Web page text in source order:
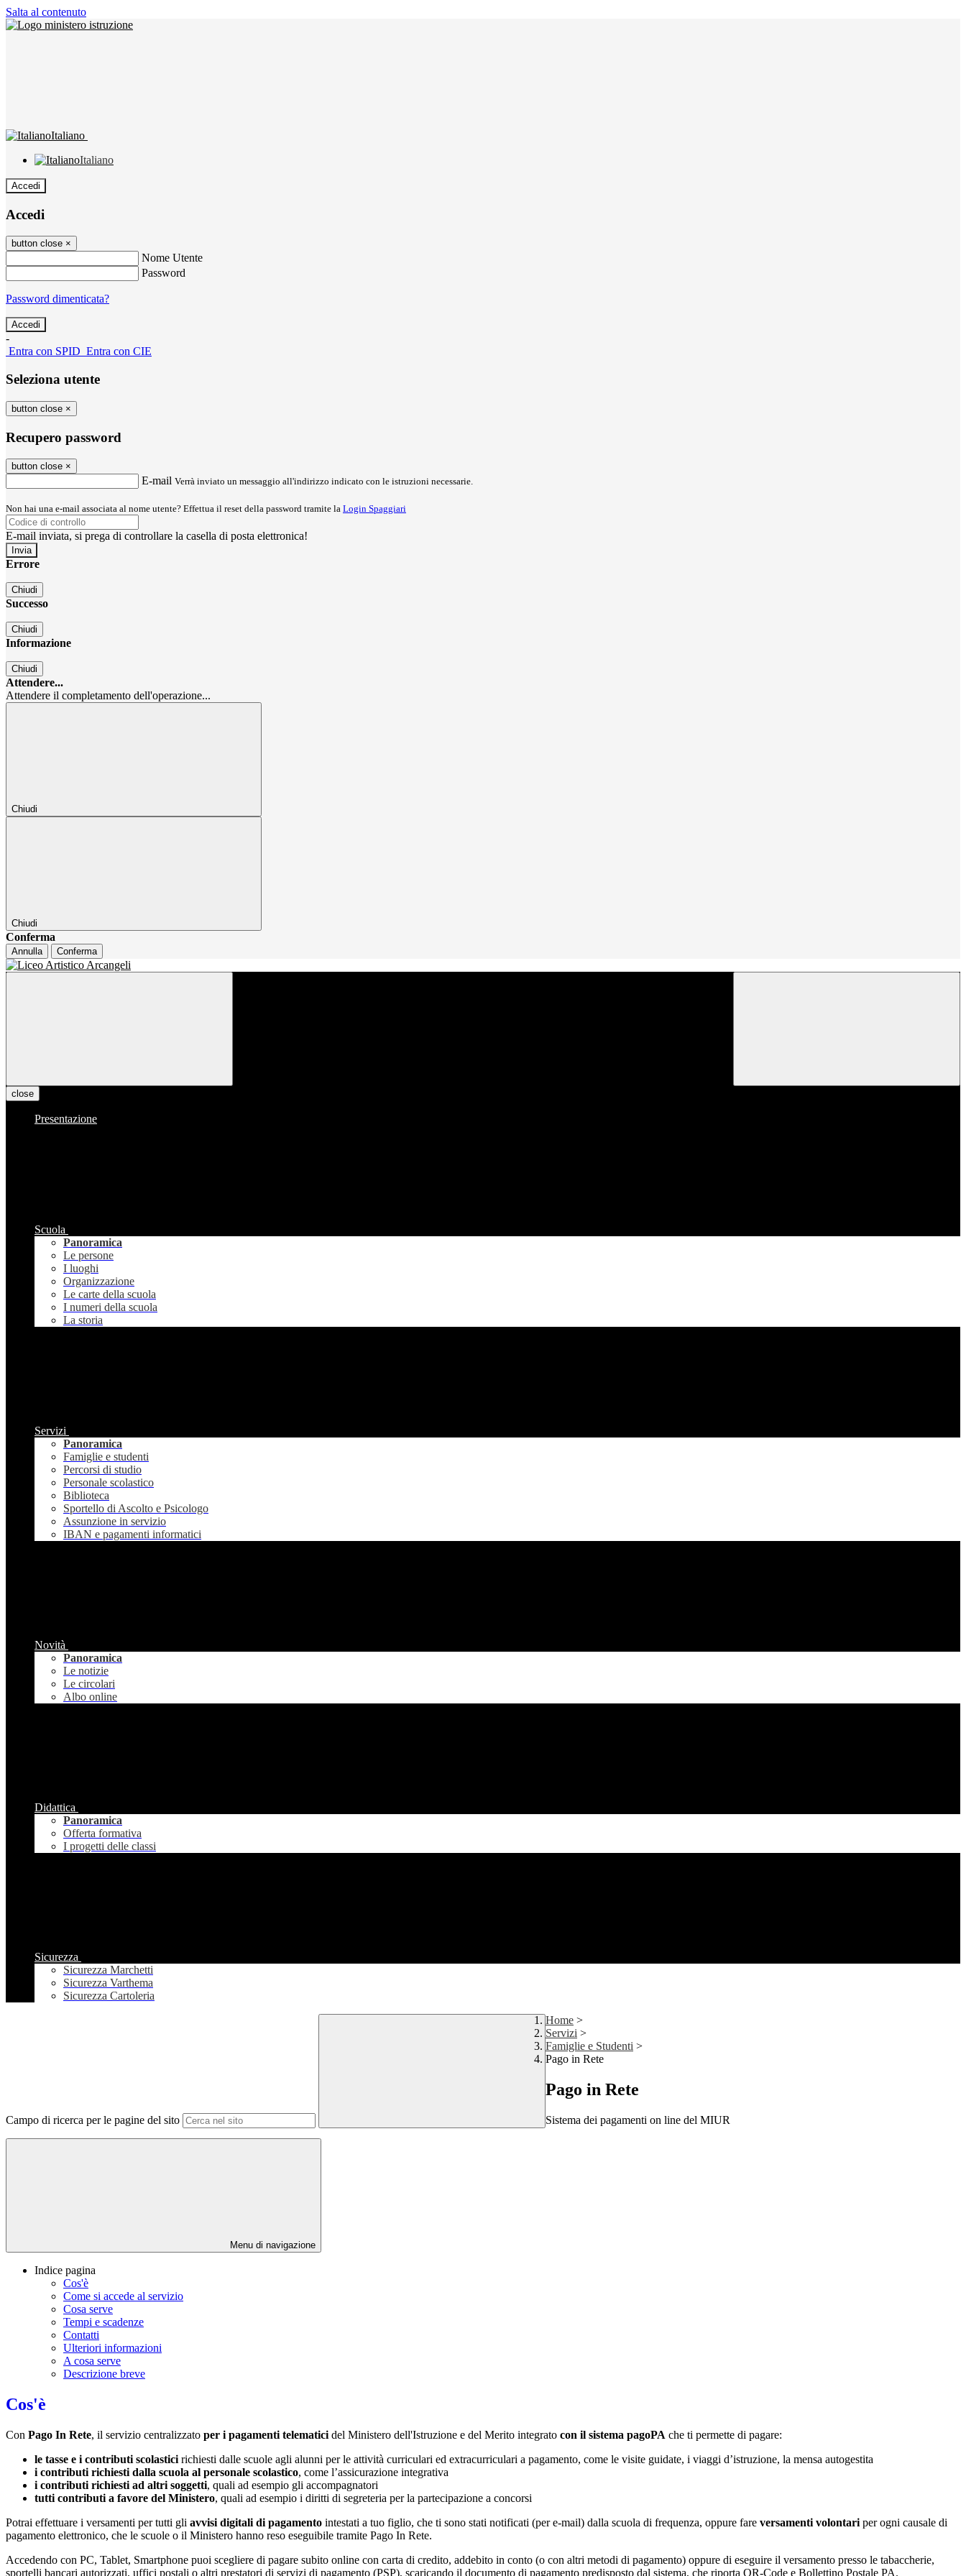
Salta al contenuto
Italiano
Italiano
Accedi
Accedi
button close ×
Nome Utente
Password
Password dimenticata?
-
Entra con SPID Entra con CIE
Seleziona utente
button close ×
Recupero password
button close ×
E-mail Verrà inviato un messaggio all'indirizzo indicato con le istruzioni necessarie.
Non hai una e-mail associata al nome utente? Effettua il reset della password tramite la Login Spaggiari
E-mail inviata, si prega di controllare la casella di posta elettronica!
Errore
Chiudi
Successo
Chiudi
Informazione
Chiudi
Attendere...
Attendere il completamento dell'operazione...
Chiudi
Chiudi
Conferma
Annulla Conferma
close
Presentazione
Scuola
Panoramica
Le persone
I luoghi
Organizzazione
Le carte della scuola
I numeri della scuola
La storia
Servizi
Panoramica
Famiglie e studenti
Percorsi di studio
Personale scolastico
Biblioteca
Sportello di Ascolto e Psicologo
Assunzione in servizio
IBAN e pagamenti informatici
Novità
Panoramica
Le notizie
Le circolari
Albo online
Didattica
Panoramica
Offerta formativa
I progetti delle classi
Sicurezza
Sicurezza Marchetti
Sicurezza Varthema
Sicurezza Cartoleria
Campo di ricerca per le pagine del sito
Home >
Servizi >
Famiglie e Studenti >
Pago in Rete
Pago in Rete
Sistema dei pagamenti on line del MIUR
Menu di navigazione
Indice pagina
Cos'è
Come si accede al servizio
Cosa serve
Tempi e scadenze
Contatti
Ulteriori informazioni
A cosa serve
Descrizione breve
Cos'è
Con Pago In Rete, il servizio centralizzato per i pagamenti telematici del Ministero dell'Istruzione e del Merito integrato con il sistema pagoPA che ti permette di pagare:
le tasse e i contributi scolastici richiesti dalle scuole agli alunni per le attività curriculari ed extracurriculari a pagamento, come le visite guidate, i viaggi d’istruzione, la mensa autogestita
i contributi richiesti dalla scuola al personale scolastico, come l’assicurazione integrativa
i contributi richiesti ad altri soggetti, quali ad esempio gli accompagnatori
tutti contributi a favore del Ministero, quali ad esempio i diritti di segreteria per la partecipazione a concorsi
Potrai effettuare i versamenti per tutti gli avvisi digitali di pagamento intestati a tuo figlio, che ti sono stati notificati (per e-mail) dalla scuola di frequenza, oppure fare versamenti volontari per ogni causale di
pagamento elettronico, che le scuole o il Ministero hanno reso eseguibile tramite Pago In Rete.
Accedendo con PC, Tablet, Smartphone puoi scegliere di pagare subito online con carta di credito, addebito in conto (o con altri metodi di pagamento) oppure di eseguire il versamento presso le tabaccherie,
sportelli bancari autorizzati, uffici postali o altri prestatori di servizi di pagamento (PSP), scaricando il documento di pagamento predisposto dal sistema, che riporta QR-Code e Bollettino Postale PA.